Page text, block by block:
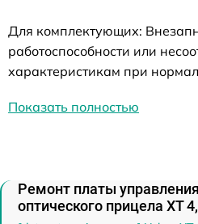
Для комплектующих:
работоспособности или
характеристикам при
Показать полностью
Ремонт платы
оптического прицела XT